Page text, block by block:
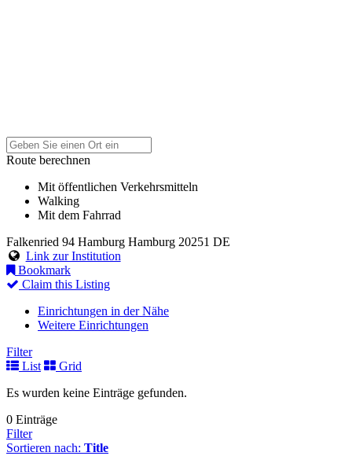
Route berechnen
Mit öffentlichen Verkehrsmitteln
Walking
Mit dem Fahrrad
Falkenried 94 Hamburg Hamburg 20251 DE
Link zur Institution
Bookmark
Claim this Listing
Einrichtungen in der Nähe
Weitere Einrichtungen
Filter
List
Grid
Es wurden keine Einträge gefunden.
0 Einträge
Filter
Sortieren nach: Title